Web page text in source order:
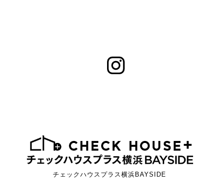
チェックハウスプラス横浜BAYSIDE